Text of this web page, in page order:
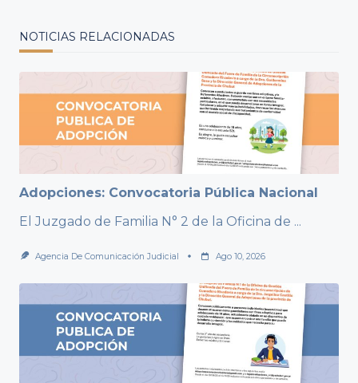
NOTICIAS RELACIONADAS
Adopciones: Convocatoria Pública Nacional
El Juzgado de Familia N° 2 de la Oficina de ...
Agencia De Comunicación Judicial Ago 10, 2026